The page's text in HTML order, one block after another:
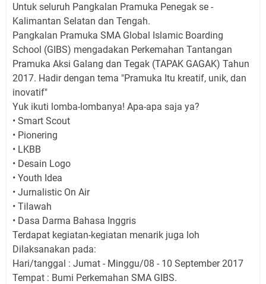
Untuk seluruh Pangkalan Pramuka Penegak se -
Kalimantan Selatan dan Tengah.
Pangkalan Pramuka SMA Global Islamic Boarding
School (GIBS) mengadakan Perkemahan Tantangan
Pramuka Aksi Galang dan Tegak (TAPAK GAGAK) Tahun
2017. Hadir dengan tema "Pramuka Itu kreatif, unik, dan
inovatif"
Yuk ikuti lomba-lombanya! Apa-apa saja ya?
• Smart Scout
• Pionering
• LKBB
• Desain Logo
• Youth Idea
• Jurnalistic On Air
• Tilawah
• Dasa Darma Bahasa Inggris
Terdapat kegiatan-kegiatan menarik juga loh
Dilaksanakan pada:
Hari/tanggal : Jumat - Minggu/08 - 10 September 2017
Tempat : Bumi Perkemahan SMA GIBS.